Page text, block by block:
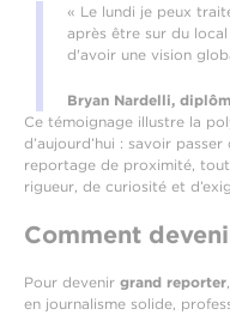
« Le lundi je peux
après être sur du
d'avoir une vision
Bryan Nardelli,
Ce témoignage illustre la
d’aujourd’hui : savoir
reportage de proximité,
rigueur, de curiosité et
Comment
Pour devenir grand reporter
en journalisme solide,